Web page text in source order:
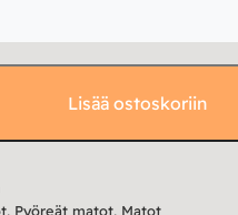
Lisää ostoskoriin
, Pyöreät matot, Matot